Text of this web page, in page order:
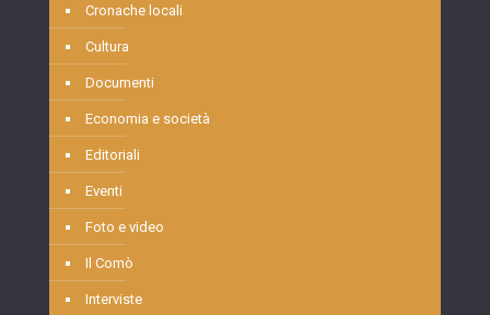
Cronache locali
Cultura
Documenti
Economia e società
Editoriali
Eventi
Foto e video
Il Comò
Interviste